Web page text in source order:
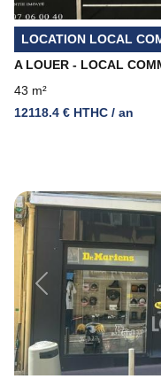
LOCATION LOCAL
A LOUER - LOCAL
43 m²
12118.4 € HTHC / an
Previous